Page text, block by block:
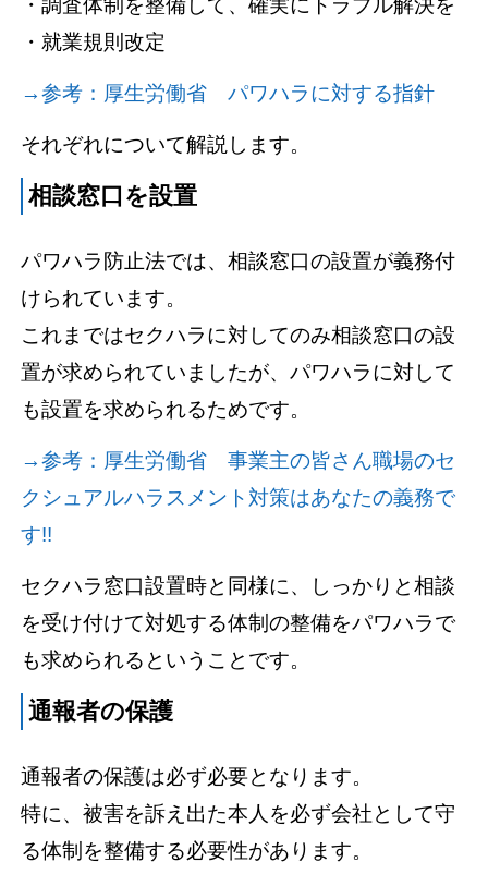
・調査体制を整備して、確実にトラブル解決を
・就業規則改定
→参考：厚生労働省 パワハラに対する指針
それぞれについて解説します。
相談窓口を設置
パワハラ防止法では、相談窓口の設置が義務付
けられています。
これまではセクハラに対してのみ相談窓口の設
置が求められていましたが、パワハラに対して
も設置を求められるためです。
→参考：厚生労働省 事業主の皆さん職場のセ
クシュアルハラスメント対策はあなたの義務で
す!!
セクハラ窓口設置時と同様に、しっかりと相談
を受け付けて対処する体制の整備をパワハラで
も求められるということです。
通報者の保護
通報者の保護は必ず必要となります。
特に、被害を訴え出た本人を必ず会社として守
る体制を整備する必要性があります。